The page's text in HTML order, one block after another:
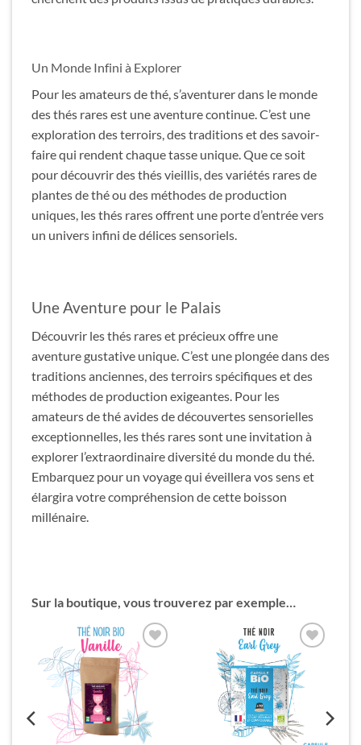
Un Monde Infini à Explorer
Pour les amateurs de thé, s’aventurer dans le monde
des thés rares est une aventure continue. C’est une
exploration des terroirs, des traditions et des savoir-
faire qui rendent chaque tasse unique. Que ce soit
pour découvrir des thés vieillis, des variétés rares de
plantes de thé ou des méthodes de production
uniques, les thés rares offrent une porte d’entrée vers
un univers infini de délices sensoriels.
Une Aventure pour le Palais
Découvrir les thés rares et précieux offre une
aventure gustative unique. C’est une plongée dans des
traditions anciennes, des terroirs spécifiques et des
méthodes de production exigeantes. Pour les
amateurs de thé avides de découvertes sensorielles
exceptionnelles, les thés rares sont une invitation à
explorer l’extraordinaire diversité du monde du thé.
Embarquez pour un voyage qui éveillera vos sens et
élargira votre compréhension de cette boisson
millénaire.
Sur la boutique, vous trouverez par exemple…
Ajouter
à la liste
d’envies
Ajouter
à la liste
d’envies